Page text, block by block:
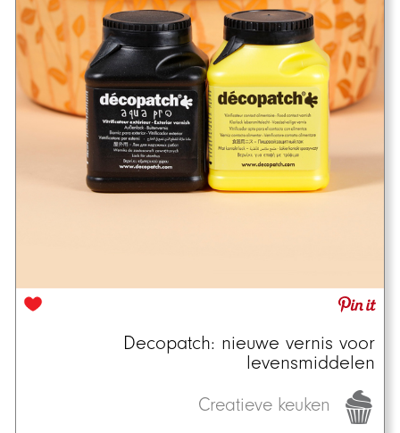
Decopatch: nieuwe vernis voor
levensmiddelen
Creatieve keuken